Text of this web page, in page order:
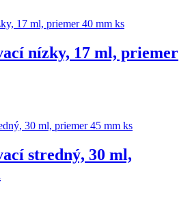
nízky, 17 ml, priemer
stredný, 30 ml,